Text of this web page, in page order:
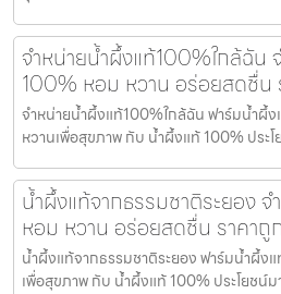
จำหน่ายน้ำผึ้งแท้100%ใกล้ฉัน
100% หอม หวาน อร่อยสดชื่น
จำหน่ายน้ำผึ้งแท้100%ใกล้ฉัน ฟาร์มน้ำผึ้
หวานเพื่อสุขภาพ กับ น้ำผึ้งแท้ 100% ประ
น้ำผึ้งแท้จากธรรมชาติระยอง
หอม หวาน อร่อยสดชื่น ราคาถูก
น้ำผึ้งแท้จากธรรมชาติระยอง ฟาร์มน้ำผึ้ง
เพื่อสุขภาพ กับ น้ำผึ้งแท้ 100% ประโยชน์